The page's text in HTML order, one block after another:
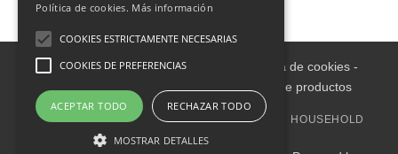
Aviso legal-Política de Privacidad Política de cookies-
Condiciones informativas sobre catálogo de productos
HOME OUTDOOR DECORATION
HOUSEHOLD
Política de cookies. Más información
COOKIES ESTRICTAMENTE NECESARIAS
COOKIES DE PREFERENCIAS
ACEPTAR TODO RECHAZAR TODO
MOSTRAR DETALLES